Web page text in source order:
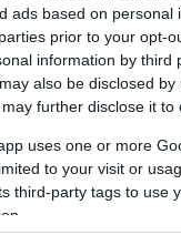
ads based on
prior to your opt-
information by third
also be disclosed
further disclose it to
uses one or more
to your visit or
third-party tags to use